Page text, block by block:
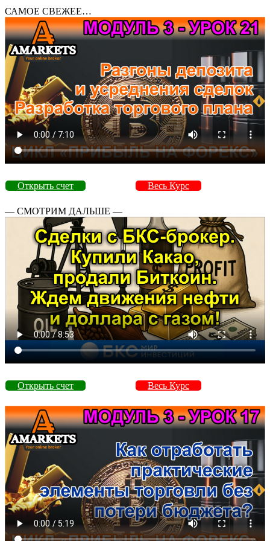
САМОЕ СВЕЖЕЕ…
Открыть счет Весь Курс
— СМОТРИМ ДАЛЬШЕ —
Открыть счет Весь Курс